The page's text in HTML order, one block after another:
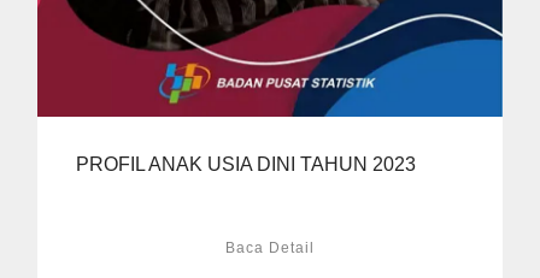
PROFIL ANAK USIA DINI TAHUN 2023
Baca Detail